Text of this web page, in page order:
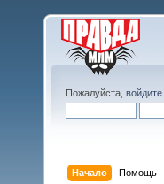
Пожалуйста, войдите
Начало Помощь